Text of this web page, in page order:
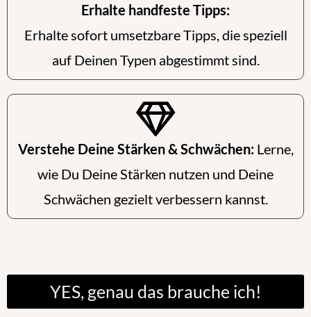
Erhalte handfeste Tipps:
Erhalte sofort umsetzbare Tipps, die speziell
auf Deinen Typen abgestimmt sind.
Verstehe Deine Stärken & Schwächen: Lerne,
wie Du Deine Stärken nutzen und Deine
Schwächen gezielt verbessern kannst.
YES, genau das brauche ich!